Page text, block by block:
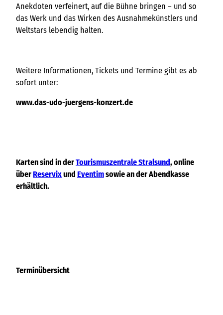
Anekdoten verfeinert, auf die Bühne bringen – und so
das Werk und das Wirken des Ausnahmekünstlers und
Weltstars lebendig halten.
Weitere Informationen, Tickets und Termine gibt es ab
sofort unter:
www.das-udo-juergens-konzert.de
Karten sind in derTourismuszentrale Stralsund, online
überReservixund Eventimsowie an der Abendkasse
erhältlich.
Terminübersicht